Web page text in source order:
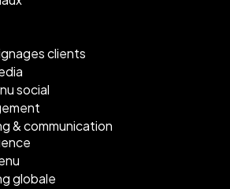
clients
social
& communication
globale